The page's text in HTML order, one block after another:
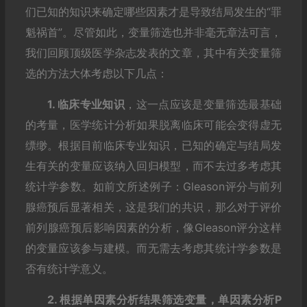
们已知的知识来确定哪些因素才是导致结局发生的“罪
魁祸首”。尽管如此，变量筛选也并非毫无章法可言，
我们回顾顶级医学杂志发表的文章，其中有关变量筛
选的方法大体考虑以下几点：
1. 临床专业知识 ，这一点应该是变量筛选最基础
的考量，医学统计分析如果脱离临床可能会变得虚无
缥缈。根据目前临床专业知识，已知的确定与结局发
生有关的变量应该纳入回归模型，而不去过多考虑其
统计学参数。如前文所述例子：Gleason评分与前列
腺癌预后显著相关，这是我们的共识，那么对于评价
前列腺癌预后影响因素的分析，像Gleason评分这样
的变量应该参与建模。而无需去考虑其统计学参数是
否有统计学意义。
2. 根据单因素分析结果筛选变量，单因素分析P